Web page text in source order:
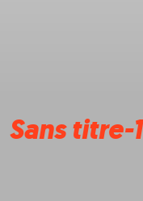
Sans titre-1